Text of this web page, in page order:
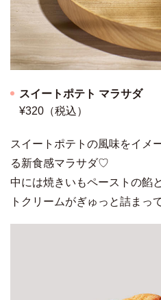
スイートポテト マラサダ
¥320（税込）
スイートポテトの風味をイメ
る新食感マラサダ♡
中には焼きいもペーストの餡
トクリームがぎゅっと詰まっ